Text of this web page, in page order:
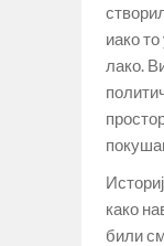
иако
лако.
како
били